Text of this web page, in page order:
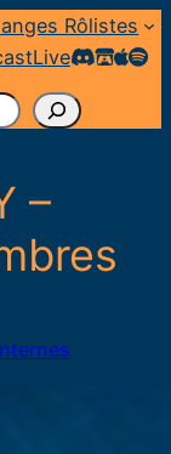
Rôlistes
Live
–